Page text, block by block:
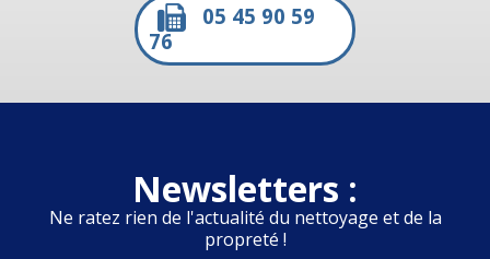
05 45 90 59
76
Newsletters :
Ne ratez rien de l'actualité du nettoyage et de la
propreté !